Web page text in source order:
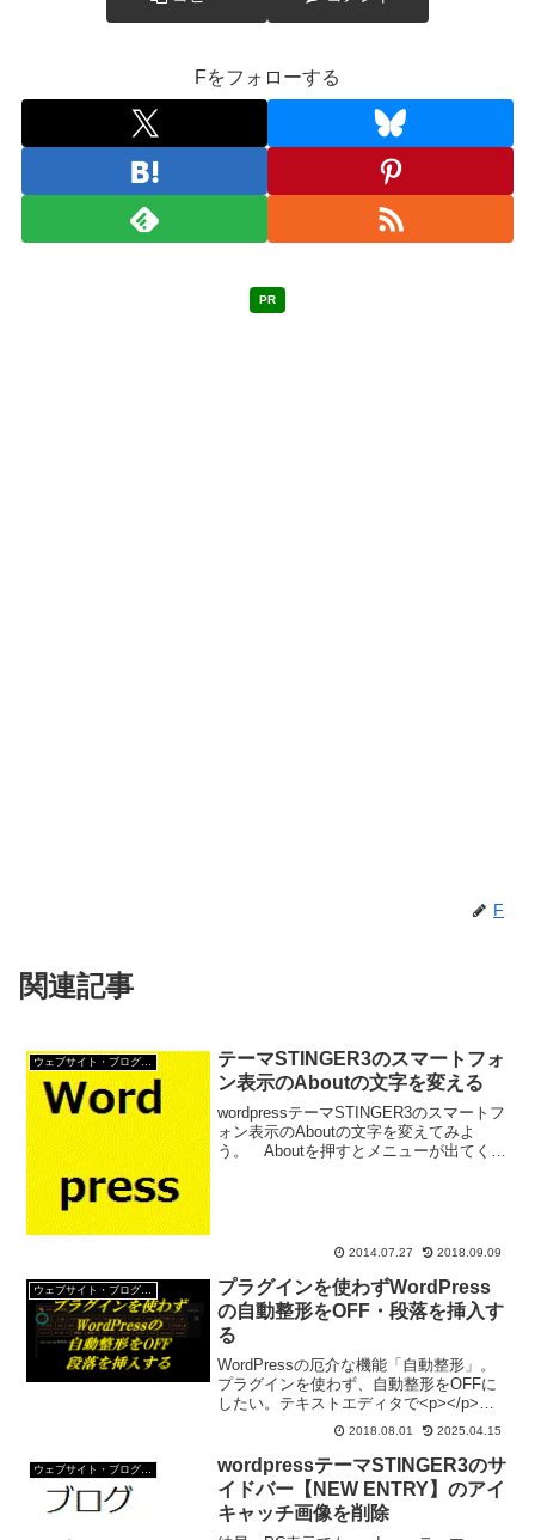
Fをフォローする
PR
F
関連記事
ウェブサイト・ブログ作成
テーマSTINGER3のスマートフォ
ン表示のAboutの文字を変える
wordpressテーマSTINGER3のスマートフ
ォン表示のAboutの文字を変えてみよ
う。 Aboutを押すとメニューが出てくる
2014.07.27 2018.09.09
ウェブサイト・ブログ作成
プラグインを使わずWordPress
の自動整形をOFF・段落を挿入す
る
WordPressの厄介な機能「自動整形」。
プラグインを使わず、自動整形をOFFに
したい。テキストエディタで<p></p>が
きちんと挿入されるようにもしなきゃ。
WordPressのテキストエディタには段落
を意味する<p>が存在しないだよね。
2018.08.01 2025.04.15
wordpressテーマSTINGER3のサ
イドバー【NEW ENTRY】のアイ
キャッチ画像を削除